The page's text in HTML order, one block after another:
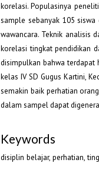
korelasi. Populasinya
sample sebanyak 105
wawancara. Teknik analisis
korelasi tingkat pendidikan
disimpulkan bahwa terdapat
kelas IV SD Gugus Kartini,
semakin baik perhatian
dalam sampel dapat
Keywords
disiplin belajar, perhatian,